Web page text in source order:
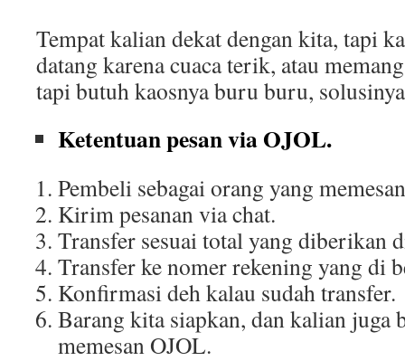
Tempat kalian dekat dengan kita, tapi
datang karena cuaca terik, atau
tapi butuh kaosnya buru buru,
Ketentuan pesan via OJOL.
Pembeli sebagai orang yang
Kirim pesanan via chat.
Transfer sesuai total yang diberikan
Transfer ke nomer rekening yang di
Konfirmasi deh kalau sudah transfer.
Barang kita siapkan, dan kalian juga
memesan OJOL.